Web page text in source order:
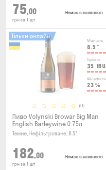
75,00
грн за 1 шт
Немає в наявності
Міцність
8.5 °
Гіркота
35 IBU
Щільність
23 %
(0)
Тільки онлайн
Пиво Volynski Browar Big Man
English Barleywine 0.75л
Темне, Нефільтроване, 8.5°
182,00
грн за 1 шт
Немає в наявності